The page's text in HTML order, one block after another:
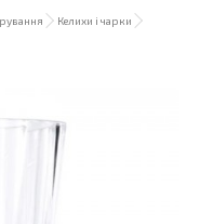
Келихи і чарки